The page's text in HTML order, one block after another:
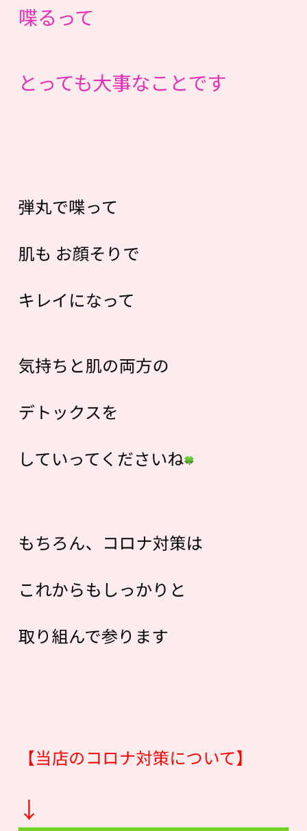
喋るって
とっても大事なことです
弾丸で喋って
肌も お顔そりで
キレイになって
気持ちと肌の両方の
デトックスを
していってくださいね
もちろん、コロナ対策は
これからもしっかりと
取り組んで参ります
【当店のコロナ対策について】
↓